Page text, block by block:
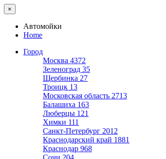
×
Автомойки
Home
Город
Москва 4372
Зеленоград 35
Щербинка 27
Троицк 13
Московская область 2713
Балашиха 163
Люберцы 121
Химки 111
Санкт-Петербург 2012
Краснодарский край 1881
Краснодар 968
Сочи 204